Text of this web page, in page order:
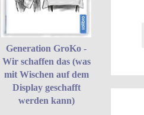
Generation GroKo -
Wir schaffen das (was
mit Wischen auf dem
Display geschafft
werden kann)